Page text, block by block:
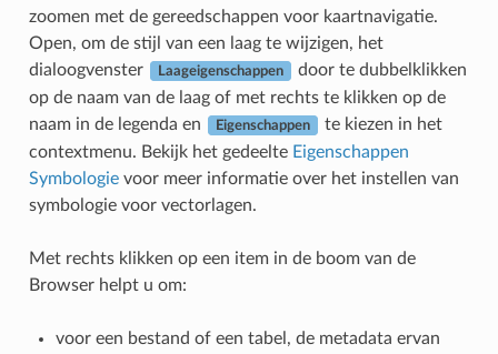
zoomen met de gereedschappen voor kaartnavigatie.
Open, om de stijl van een laag te wijzigen, het
dialoogvenster
Laageigenschappen
door te dubbelklikken
op de naam van de laag of met rechts te klikken op de
naam in de legenda en
Eigenschappen
te kiezen in het
contextmenu. Bekijk het gedeelte Eigenschappen
Symbologievoor meer informatie over het instellen van
symbologie voor vectorlagen.
Met rechts klikken op een item in de boom van de
Browser helpt u om:
voor een bestand of een tabel, de metadata ervan